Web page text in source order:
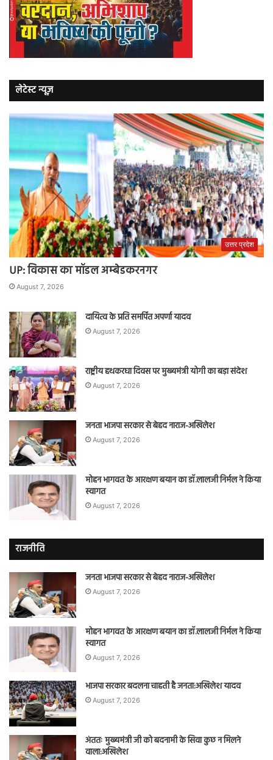
लेटेस्ट न्यूज़
उत्तर प्रदेश
UP: विकास का मॉडल अम्बेडकरनगर
August 7, 2026
दायित्व के प्रति समर्पित अपर्णा यादव
August 7, 2026
राष्ट्रीय हथकरघा दिवस पर मुख्यमंत्री योगी का बड़ा संदेश
August 7, 2026
जनता भाजपा सरकार से बेहद नाराज-अखिलेश
August 7, 2026
मोहन भागवत के आरक्षण बयान का डॉ.लालजी निर्मल ने किया
स्वागत
August 7, 2026
राजनीति
जनता भाजपा सरकार से बेहद नाराज-अखिलेश
August 7, 2026
मोहन भागवत के आरक्षण बयान का डॉ.लालजी निर्मल ने किया
स्वागत
August 7, 2026
भाजपा सरकार बदलना चाहती है जनता:अखिलेश यादव
August 7, 2026
अंततः मुख्यमंत्री जी को बदनामी के सिवा कुछ न मिलने
वाला:अखिलेश